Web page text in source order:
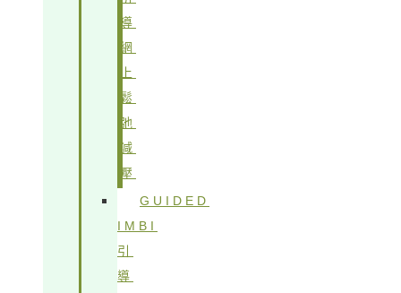
導
網
上
鬆
弛
減
壓
GUIDED
IMBI
引
導